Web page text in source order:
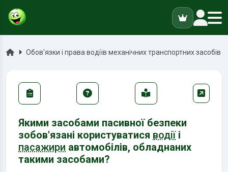
ГоловнаОбов'язки і права водіїв механічних транспортних засобів
Якими засобами пасивної безпеки
зобов'язані користуватися водіїі
пасажири автомобілів, обладнаних
такими засобами?